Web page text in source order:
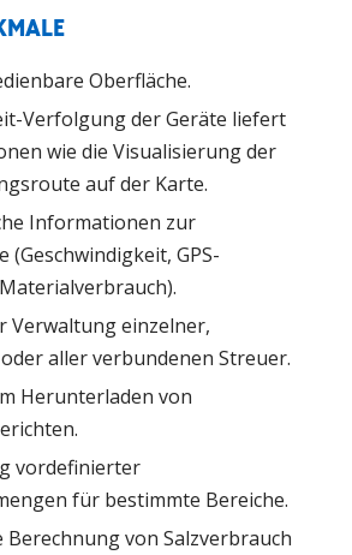
Oberfläche.
Verfolgung der Geräte liefert
wie die Visualisierung der
auf der Karte.
Informationen zur
(Geschwindigkeit, GPS-
Verwaltung einzelner,
aller verbundenen Streuer.
Herunterladen von
vordefinierter
für bestimmte Bereiche.
Berechnung von Salzverbrauch